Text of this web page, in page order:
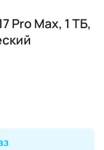
Pro Max, 1 ТБ,